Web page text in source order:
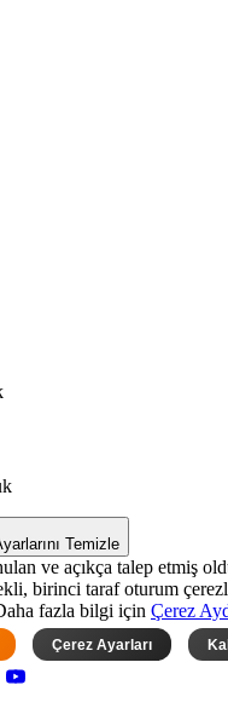
Temizle
ve açıkça talep etmiş
birinci taraf oturum
fazla bilgi için Çerez
Çerez Ayarları